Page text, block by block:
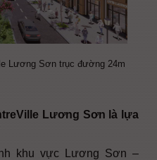
Lương Sơn trục đường 24m
Lương Sơn là lựa
khu vực Lương Sơn –